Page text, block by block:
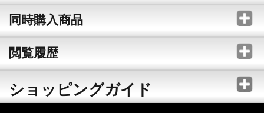
同時購入商品
閲覧履歴
ショッピングガイド